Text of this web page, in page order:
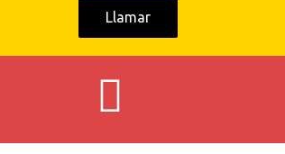
Llamar